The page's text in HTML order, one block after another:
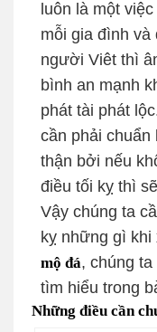
luôn là một
mỗi gia đình và
người Viêt thì
bình an mạnh
phát tài phát
cần phải chuẩn
thận bởi nếu
điều tối kỵ thì
Vậy chúng ta
kỵ những gì khi
mộ đá, chúng
tìm hiểu trong
Những điều cần